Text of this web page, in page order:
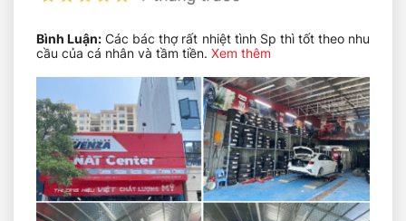
Kích
lốp
Dòng
Độ
rộng
lốp
165 mm
Tỷ lệ
chiều
cao
80%
Thiết
Radial – Lốp bố
Bình Luận: Các bác thợ rất nhiệt tình Sp thì tốt theo nhu
cầu của cá nhân và tầm tiền. Xem thêm